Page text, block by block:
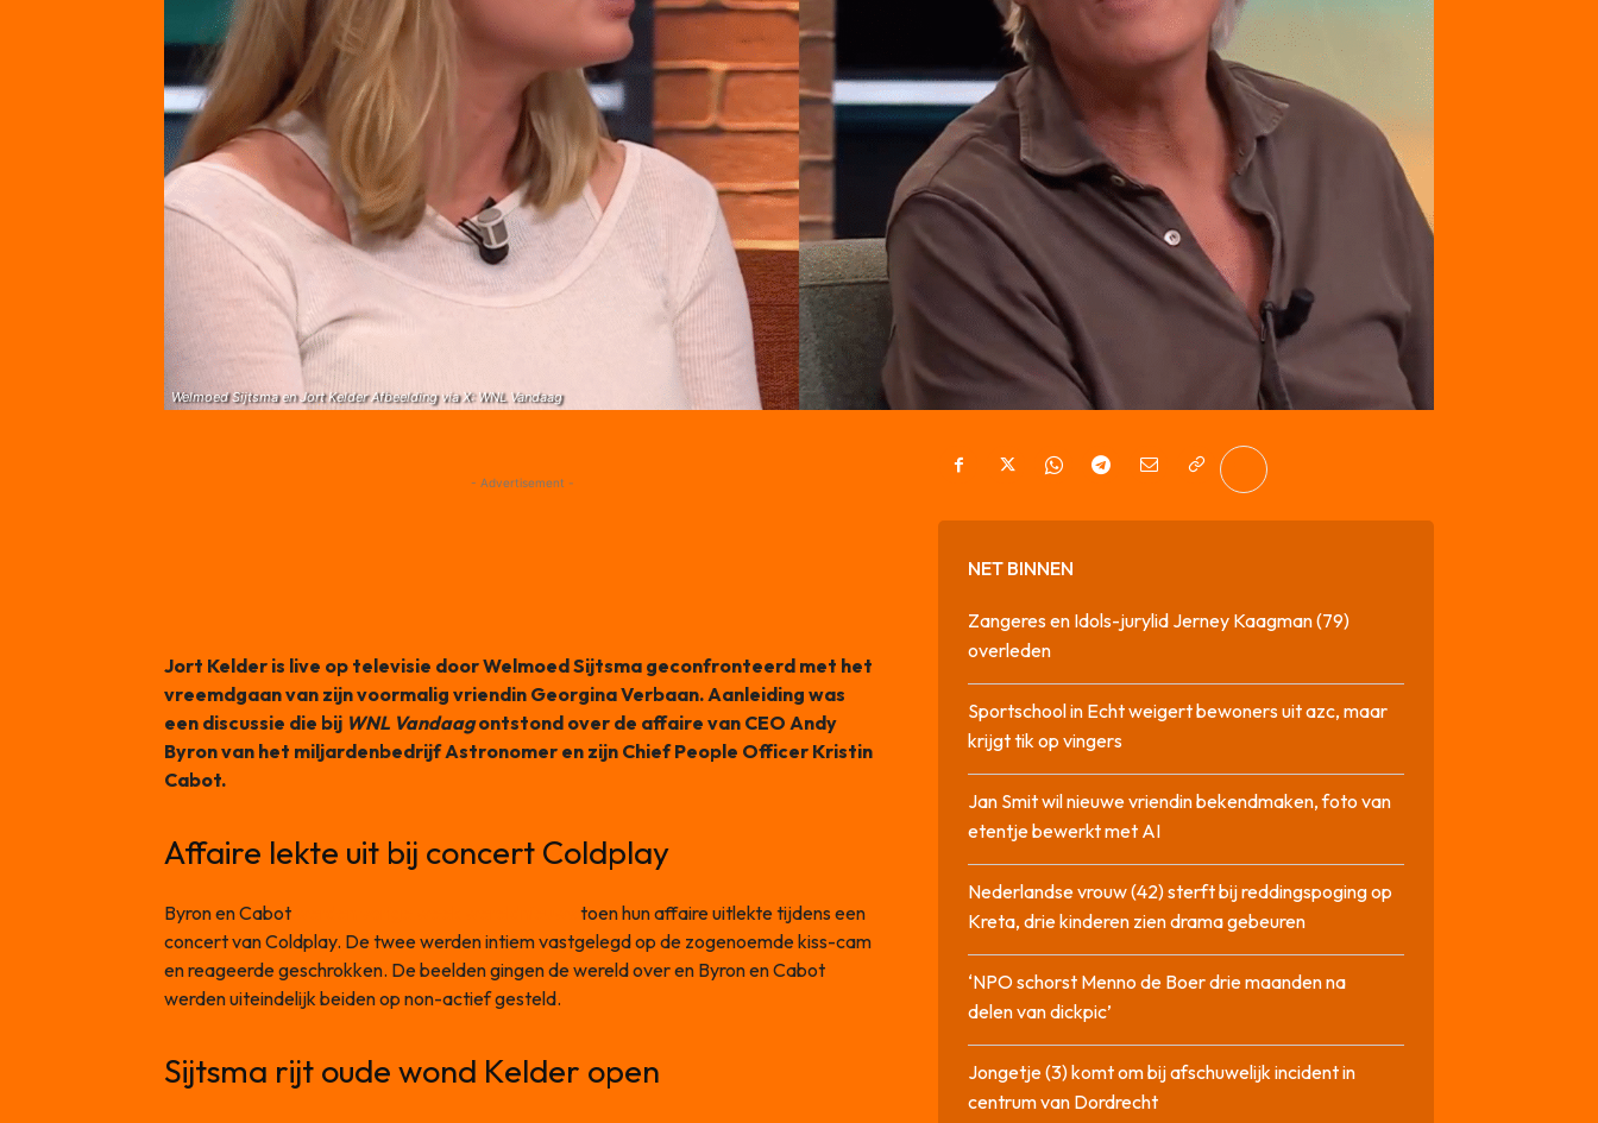
Welmoed Sijtsma en Jort Kelder Afbeelding via X: WNL Vandaag
- Advertisement -
Jort Kelder is live op televisie door Welmoed Sijtsma geconfronteerd met het
vreemdgaan van zijn voormalig vriendin Georgina Verbaan. Aanleiding was
een discussie die bij WNL Vandaagontstond over de affaire van CEO Andy
Byron van het miljardenbedrijf Astronomer en zijn Chief People Officer Kristin
Cabot.
Affaire lekte uit bij concert Coldplay
Byron en Cabot
toen hun affaire uitlekte tijdens een
concert van Coldplay. De twee werden intiem vastgelegd op de zogenoemde kiss-cam
en reageerde geschrokken. De beelden gingen de wereld over en Byron en Cabot
werden uiteindelijk beiden op non-actief gesteld.
Sijtsma rijt oude wond Kelder open
NET BINNEN
Zangeres en Idols-jurylid Jerney Kaagman (79)
overleden
Sportschool in Echt weigert bewoners uit azc, maar
krijgt tik op vingers
Jan Smit wil nieuwe vriendin bekendmaken, foto van
etentje bewerkt met AI
Nederlandse vrouw (42) sterft bij reddingspoging op
Kreta, drie kinderen zien drama gebeuren
‘NPO schorst Menno de Boer drie maanden na
delen van dickpic’
Jongetje (3) komt om bij afschuwelijk incident in
centrum van Dordrecht